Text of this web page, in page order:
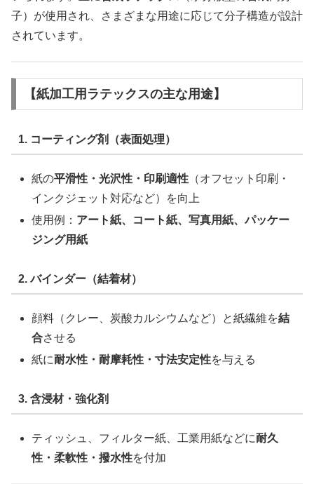
子）が使用され、さまざまな用途に応じて分子構造が設計
されています。
【紙加工用ラテックスの主な用途】
1. コーティング剤（表面処理）
紙の平滑性・光沢性・印刷適性 （オフセット印刷・
インクジェット対応など）を向上
使用例： アート紙、コート紙、写真用紙、パッケー
ジング用紙
2. バインダー（結着材）
顔料（クレー、炭酸カルシウムなど）と紙繊維を結
合させる
紙に耐水性・耐摩耗性・寸法安定性を与える
3. 含浸材・強化剤
ティッシュ、フィルター紙、工業用紙などに耐久
性・柔軟性・撥水性を付加